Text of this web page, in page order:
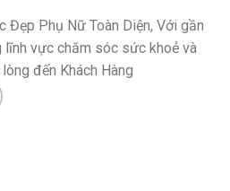
Đẹp Phụ Nữ Toàn Diện, Với gần
lĩnh vực chăm sóc sức khoẻ và
đến Khách Hàng